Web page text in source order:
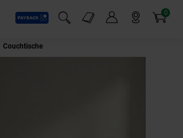
Payback
Suchfeld einblenden
Markt-Angebote 0
Artikel
Couchtische